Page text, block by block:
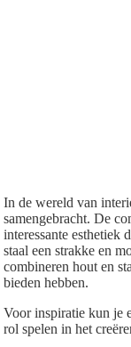
In de wereld van
samengebracht. De
interessante
staal een strakke en
combineren hout en
bieden hebben.
Voor inspiratie kun je
rol spelen in het